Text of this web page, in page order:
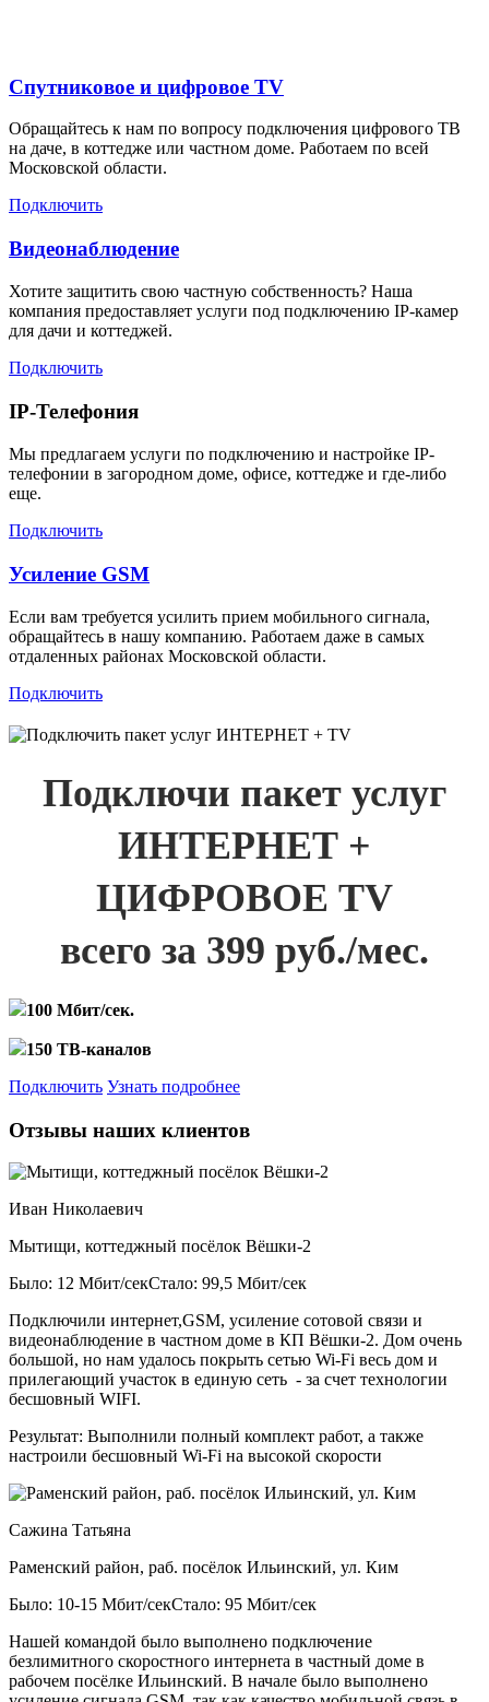
Спутниковое и цифровое TV
Обращайтесь к нам по вопросу подключения цифрового ТВ
на даче, в коттедже или частном доме. Работаем по всей
Московской области.
Подключить
Видеонаблюдение
Хотите защитить свою частную собственность? Наша
компания предоставляет услуги под подключению IP-камер
для дачи и коттеджей.
Подключить
IP-Телефония
Мы предлагаем услуги по подключению и настройке IP-
телефонии в загородном доме, офисе, коттедже и где-либо
еще.
Подключить
Усиление GSM
Если вам требуется усилить прием мобильного сигнала,
обращайтесь в нашу компанию. Работаем даже в самых
отдаленных районах Московской области.
Подключить
Подключи пакет услуг
ИНТЕРНЕТ +
ЦИФРОВОЕ TV
всего за 399 руб./мес.
100 Мбит/сек.
150 ТВ-каналов
Подключить Узнать подробнее
Отзывы наших клиентов
Иван Николаевич
Мытищи, коттеджный посёлок Вёшки-2
Было: 12 Мбит/секСтало: 99,5 Мбит/сек
Подключили интернет,GSM, усиление сотовой связи и
видеонаблюдение в частном доме в КП Вёшки-2. Дом очень
большой, но нам удалось покрыть сетью Wi-Fi весь дом и
прилегающий участок в единую сеть - за счет технологии
бесшовный WIFI.
Результат: Выполнили полный комплект работ, а также
настроили бесшовный Wi-Fi на высокой скорости
Сажина Татьяна
Раменский район, раб. посёлок Ильинский, ул. Ким
Было: 10-15 Мбит/секСтало: 95 Мбит/сек
Нашей командой было выполнено подключение
безлимитного скоростного интернета в частный доме в
рабочем посёлке Ильинский. В начале было выполнено